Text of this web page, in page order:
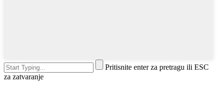
Pritisnite enter za pretragu ili ESC
za zatvaranje